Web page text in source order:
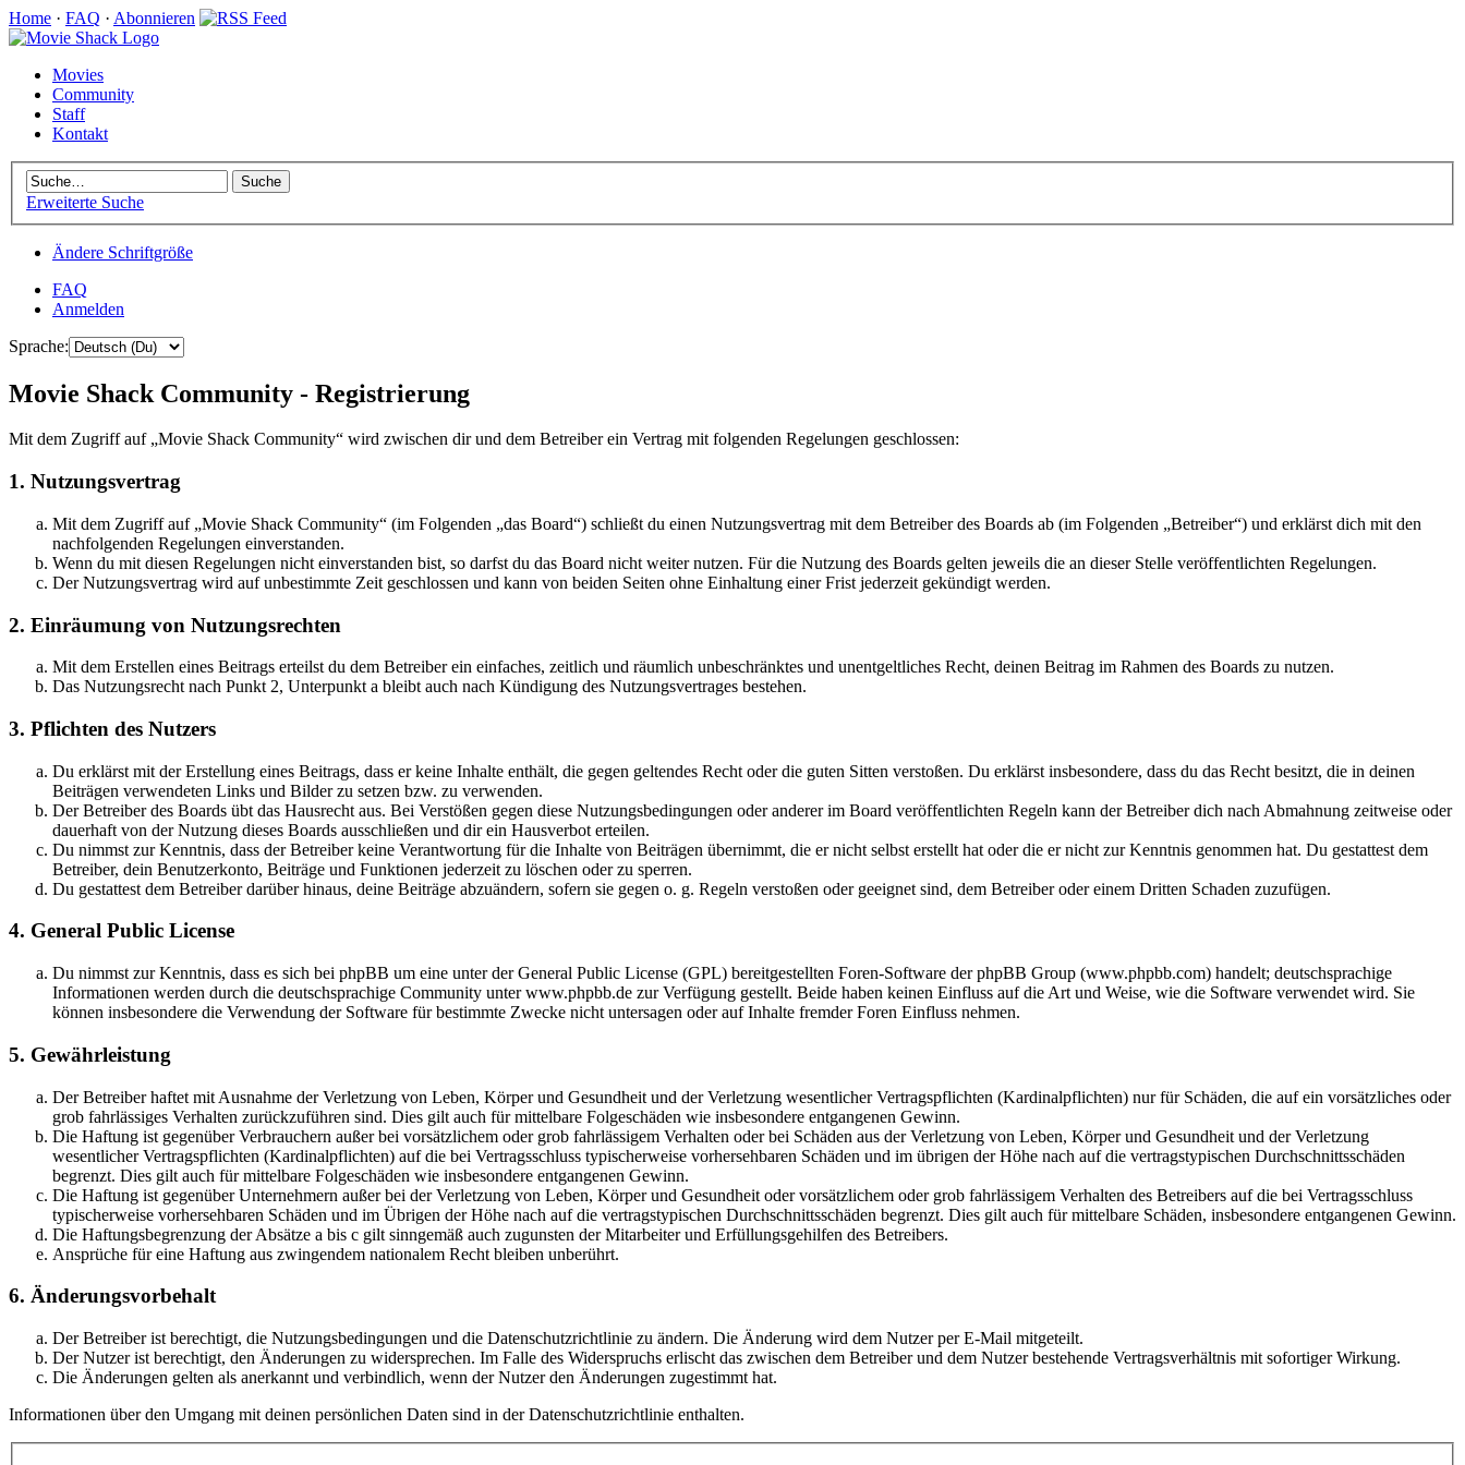
Home · FAQ · Abonnieren
Movies
Community
Staff
Kontakt
Erweiterte Suche
Ändere Schriftgröße
FAQ
Anmelden
Sprache:
Movie Shack Community - Registrierung
Mit dem Zugriff auf „Movie Shack Community“ wird zwischen dir und dem Betreiber ein Vertrag mit folgenden Regelungen geschlossen:
1. Nutzungsvertrag
Mit dem Zugriff auf „Movie Shack Community“ (im Folgenden „das Board“) schließt du einen Nutzungsvertrag mit dem Betreiber des Boards ab (im Folgenden „Betreiber“) und erklärst dich mit den
nachfolgenden Regelungen einverstanden.
Wenn du mit diesen Regelungen nicht einverstanden bist, so darfst du das Board nicht weiter nutzen. Für die Nutzung des Boards gelten jeweils die an dieser Stelle veröffentlichten Regelungen.
Der Nutzungsvertrag wird auf unbestimmte Zeit geschlossen und kann von beiden Seiten ohne Einhaltung einer Frist jederzeit gekündigt werden.
2. Einräumung von Nutzungsrechten
Mit dem Erstellen eines Beitrags erteilst du dem Betreiber ein einfaches, zeitlich und räumlich unbeschränktes und unentgeltliches Recht, deinen Beitrag im Rahmen des Boards zu nutzen.
Das Nutzungsrecht nach Punkt 2, Unterpunkt a bleibt auch nach Kündigung des Nutzungsvertrages bestehen.
3. Pflichten des Nutzers
Du erklärst mit der Erstellung eines Beitrags, dass er keine Inhalte enthält, die gegen geltendes Recht oder die guten Sitten verstoßen. Du erklärst insbesondere, dass du das Recht besitzt, die in deinen
Beiträgen verwendeten Links und Bilder zu setzen bzw. zu verwenden.
Der Betreiber des Boards übt das Hausrecht aus. Bei Verstößen gegen diese Nutzungsbedingungen oder anderer im Board veröffentlichten Regeln kann der Betreiber dich nach Abmahnung zeitweise oder
dauerhaft von der Nutzung dieses Boards ausschließen und dir ein Hausverbot erteilen.
Du nimmst zur Kenntnis, dass der Betreiber keine Verantwortung für die Inhalte von Beiträgen übernimmt, die er nicht selbst erstellt hat oder die er nicht zur Kenntnis genommen hat. Du gestattest dem
Betreiber, dein Benutzerkonto, Beiträge und Funktionen jederzeit zu löschen oder zu sperren.
Du gestattest dem Betreiber darüber hinaus, deine Beiträge abzuändern, sofern sie gegen o. g. Regeln verstoßen oder geeignet sind, dem Betreiber oder einem Dritten Schaden zuzufügen.
4. General Public License
Du nimmst zur Kenntnis, dass es sich bei phpBB um eine unter der General Public License (GPL) bereitgestellten Foren-Software der phpBB Group (www.phpbb.com) handelt; deutschsprachige
Informationen werden durch die deutschsprachige Community unter www.phpbb.de zur Verfügung gestellt. Beide haben keinen Einfluss auf die Art und Weise, wie die Software verwendet wird. Sie
können insbesondere die Verwendung der Software für bestimmte Zwecke nicht untersagen oder auf Inhalte fremder Foren Einfluss nehmen.
5. Gewährleistung
Der Betreiber haftet mit Ausnahme der Verletzung von Leben, Körper und Gesundheit und der Verletzung wesentlicher Vertragspflichten (Kardinalpflichten) nur für Schäden, die auf ein vorsätzliches oder
grob fahrlässiges Verhalten zurückzuführen sind. Dies gilt auch für mittelbare Folgeschäden wie insbesondere entgangenen Gewinn.
Die Haftung ist gegenüber Verbrauchern außer bei vorsätzlichem oder grob fahrlässigem Verhalten oder bei Schäden aus der Verletzung von Leben, Körper und Gesundheit und der Verletzung
wesentlicher Vertragspflichten (Kardinalpflichten) auf die bei Vertragsschluss typischerweise vorhersehbaren Schäden und im übrigen der Höhe nach auf die vertragstypischen Durchschnittsschäden
begrenzt. Dies gilt auch für mittelbare Folgeschäden wie insbesondere entgangenen Gewinn.
Die Haftung ist gegenüber Unternehmern außer bei der Verletzung von Leben, Körper und Gesundheit oder vorsätzlichem oder grob fahrlässigem Verhalten des Betreibers auf die bei Vertragsschluss
typischerweise vorhersehbaren Schäden und im Übrigen der Höhe nach auf die vertragstypischen Durchschnittsschäden begrenzt. Dies gilt auch für mittelbare Schäden, insbesondere entgangenen Gewinn.
Die Haftungsbegrenzung der Absätze a bis c gilt sinngemäß auch zugunsten der Mitarbeiter und Erfüllungsgehilfen des Betreibers.
Ansprüche für eine Haftung aus zwingendem nationalem Recht bleiben unberührt.
6. Änderungsvorbehalt
Der Betreiber ist berechtigt, die Nutzungsbedingungen und die Datenschutzrichtlinie zu ändern. Die Änderung wird dem Nutzer per E-Mail mitgeteilt.
Der Nutzer ist berechtigt, den Änderungen zu widersprechen. Im Falle des Widerspruchs erlischt das zwischen dem Betreiber und dem Nutzer bestehende Vertragsverhältnis mit sofortiger Wirkung.
Die Änderungen gelten als anerkannt und verbindlich, wenn der Nutzer den Änderungen zugestimmt hat.
Informationen über den Umgang mit deinen persönlichen Daten sind in der Datenschutzrichtlinie enthalten.